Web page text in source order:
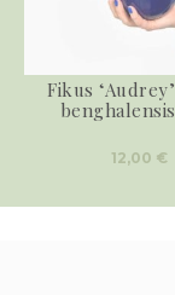
Fikus
12,00 €